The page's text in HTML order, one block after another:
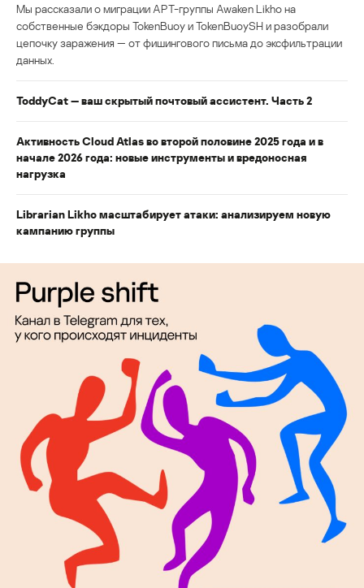
Мы рассказали о миграции APT-группы Awaken Likho на
собственные бэкдоры TokenBuoy и TokenBuoySH и разобрали
цепочку заражения — от фишингового письма до эксфильтрации
данных.
ToddyCat — ваш скрытый почтовый ассистент. Часть 2
Активность Cloud Atlas во второй половине 2025 года и в
начале 2026 года: новые инструменты и вредоносная
нагрузка
Librarian Likho масштабирует атаки: анализируем новую
кампанию группы